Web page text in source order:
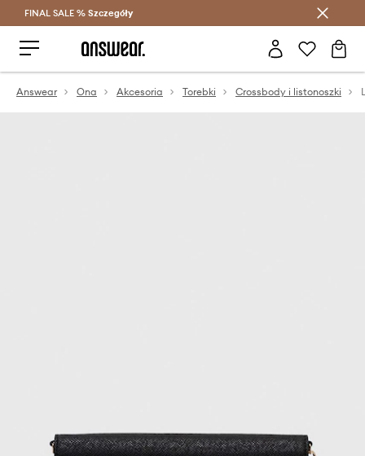
Oszczędzaj z Answear Club >
FINAL SALE % Szczegóły
Answear Ona Akcesoria Torebki Crossbody i listonoszki